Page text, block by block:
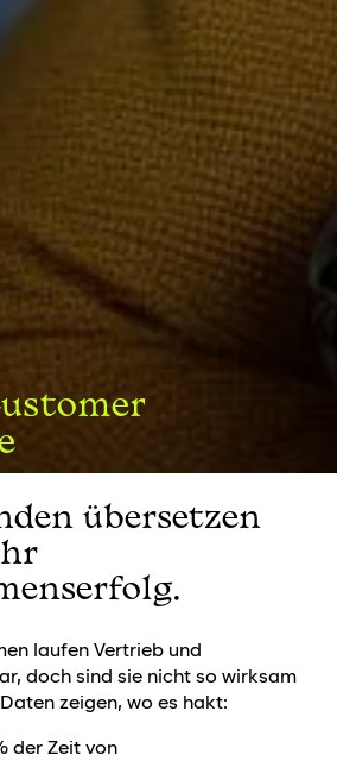
übersetzen
laufen Vertrieb und
doch sind sie nicht so wirksam
zeigen, wo es hakt:
der Zeit von